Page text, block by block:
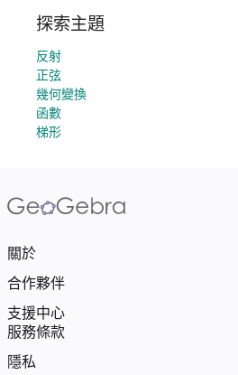
探索主題
反射
正弦
幾何變換
函數
梯形
關於
合作夥伴
支援中心
服務條款
隱私